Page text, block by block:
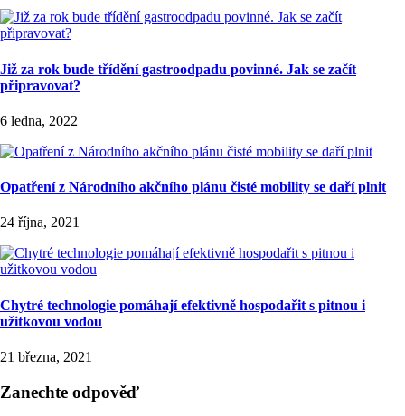
Již za rok bude třídění gastroodpadu povinné. Jak se začít
připravovat?
6 ledna, 2022
Opatření z Národního akčního plánu čisté mobility se daří plnit
24 října, 2021
Chytré technologie pomáhají efektivně hospodařit s pitnou i
užitkovou vodou
21 března, 2021
Zanechte odpověď